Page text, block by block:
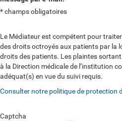
*champs obligatoires
Le Médiateur est compétent pour
des droits octroyés aux patients par la
droits des patients. Les plaintes
à la Direction médicale de l’institution
adéquat(s) en vue du suivi requis.
Consulter notre politique de protection
Captcha